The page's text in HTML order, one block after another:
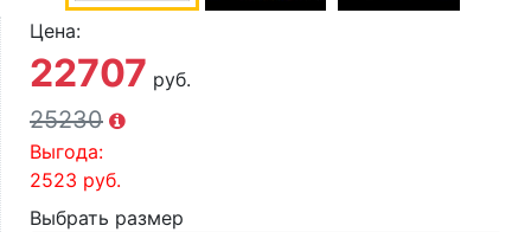
Контакты
Доставка по городу
Цена:
22707 руб.
25230
Выгода:
2523 руб.
Выбрать размер